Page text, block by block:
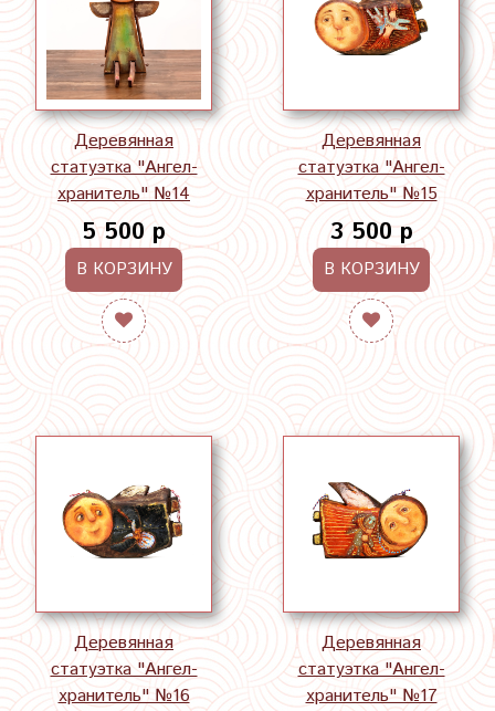
Деревянная
статуэтка "Ангел-
хранитель" №14
5 500 р
В КОРЗИНУ
Деревянная
статуэтка "Ангел-
хранитель" №15
3 500 р
В КОРЗИНУ
Деревянная
статуэтка "Ангел-
хранитель" №16
Деревянная
статуэтка "Ангел-
хранитель" №17